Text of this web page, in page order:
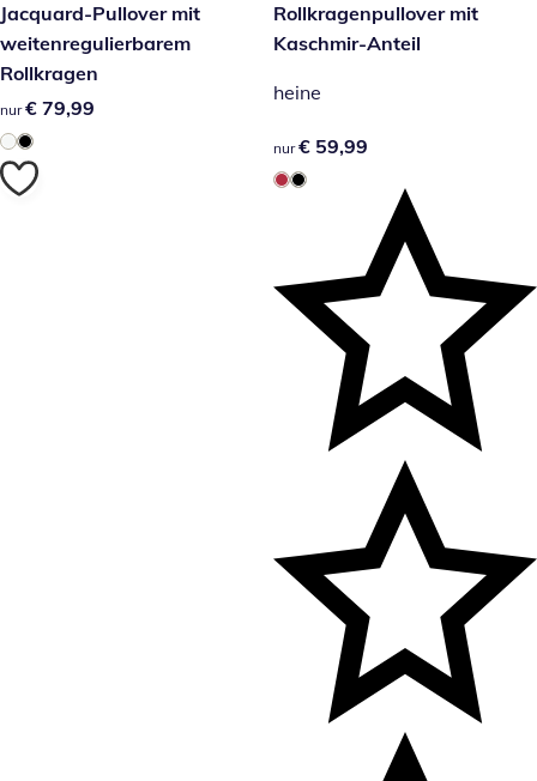
€ 79,99
Jacquard-Pullover mit
weitenregulierbarem
Rollkragen
€ 79,99
nur € 79,99
€ 59,99
Rollkragenpullover mit
Kaschmir-Anteil
heine
€ 59,99
nur € 59,99